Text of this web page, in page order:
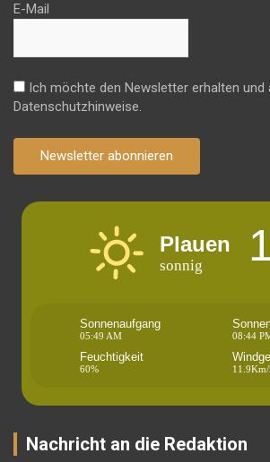
E-Mail
Ich möchte den Newsletter erhalten und
Datenschutzhinweise.
Newsletter abonnieren
Plauen
sonnig
Sonnenaufgang
05:49 AM 08:44
Feuchtigkeit
60% 11.9Km/
Nachricht an die Redaktion